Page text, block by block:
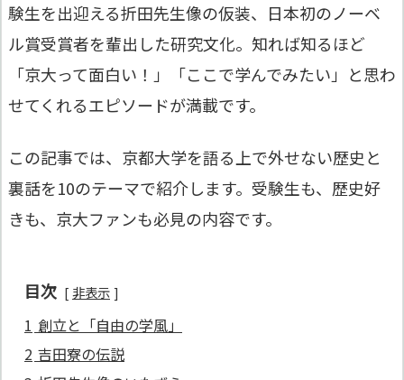
験生を出迎える折田先生像の仮装、日本初のノーベ
ル賞受賞者を輩出した研究文化。知れば知るほど
「京大って面白い！」「ここで学んでみたい」と思わ
せてくれるエピソードが満載です。
この記事では、京都大学を語る上で外せない歴史と
裏話を10のテーマで紹介します。受験生も、歴史好
きも、京大ファンも必見の内容です。
目次 非表示
1 創立と「自由の学風」
2 吉田寮の伝説